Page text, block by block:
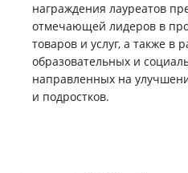
награждения лауреатов
отмечающей лидеров в
товаров и услуг, а также в
образовательных и
направленных на
и подростков.